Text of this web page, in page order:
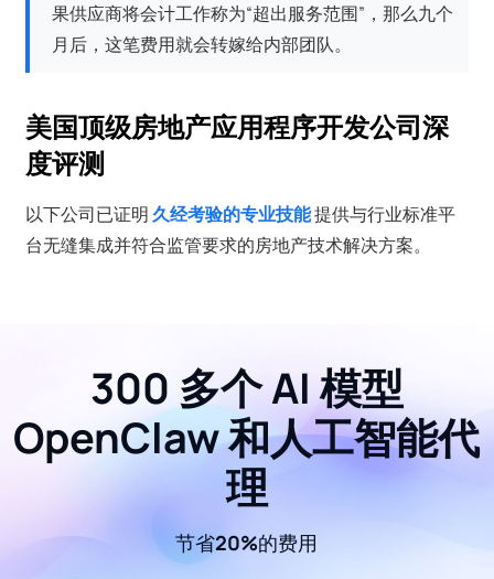
果供应商将会计工作称为“超出服务范围”，那么九个
月后，这笔费用就会转嫁给内部团队。
美国顶级房地产应用程序开发公司深
度评测
以下公司已证明久经考验的专业技能提供与行业标准平
台无缝集成并符合监管要求的房地产技术解决方案。
300 多个 AI 模型
OpenClaw 和人工智能代
理
节省20%的费用